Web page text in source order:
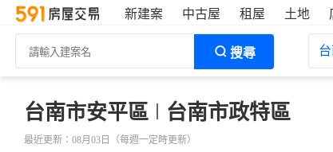
新建案 中古屋 租屋 土地
搜尋
台南市安平區 台南市政特區
最近更新：08月03日（每週一定時更新）